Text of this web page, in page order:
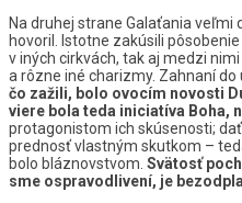
Na druhej strane Galaťania veľmi
hovoril. Istotne zakúsili
v iných cirkvách, tak aj medzi
a rôzne iné charizmy. Zahnaní
čo zažili, bolo ovocím novosti
viere bola teda iniciatíva Boha,
protagonistom ich skúsenosti;
prednosť vlastným skutkom –
bolo bláznovstvom. Svätosť
sme ospravodlivení, je